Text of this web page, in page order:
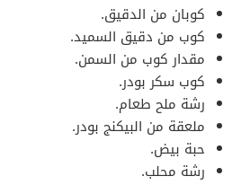
كوبان من الدقيق.
كوب من دقيق السميد.
مقدار كوب من السمن.
كوب سكر بودر.
رشة ملح طعام.
ملعقة من البيكنج بودر.
حبة بيض.
رشة محلب.